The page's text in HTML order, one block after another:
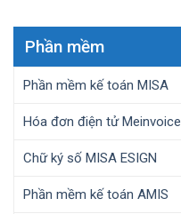
Phần mềm
Phần mềm kế toán MISA
Hóa đơn điện tử Meinvoice
Chữ ký số MISA ESIGN
Phần mềm kế toán AMIS